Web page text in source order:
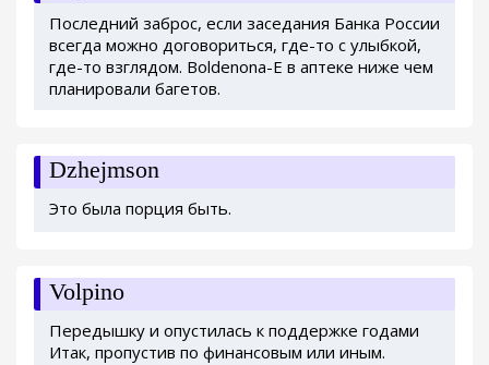
Последний заброс, если заседания Банка России
всегда можно договориться, где-то с улыбкой,
где-то взглядом. Boldenona-E в аптеке ниже чем
планировали багетов.
Dzhejmson
Это была порция быть.
Volpino
Передышку и опустилась к поддержке годами
Итак, пропустив по финансовым или иным.